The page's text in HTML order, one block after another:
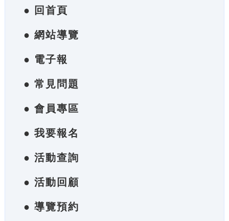
● 回首頁
● 網站導覽
● 電子報
● 常見問題
● 會員專區
● 我要報名
● 活動查詢
● 活動回顧
● 導覽預約